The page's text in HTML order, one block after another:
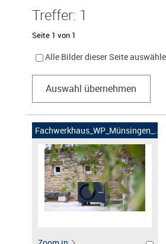
Treffer: 1
Seite 1 von 1
Alle Bilder dieser Seite
Auswahl übernehmen
Fachwerkhaus_WP_Münsingen_...